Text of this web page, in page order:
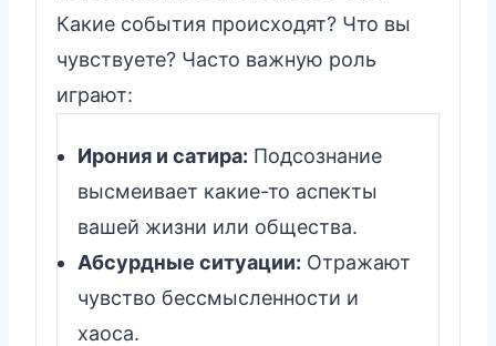
Какие события происходят? Что вы
чувствуете? Часто важную роль
играют:
Ирония и сатира: Подсознание
высмеивает какие-то аспекты
вашей жизни или общества.
Абсурдные ситуации: Отражают
чувство бессмысленности и
хаоса.